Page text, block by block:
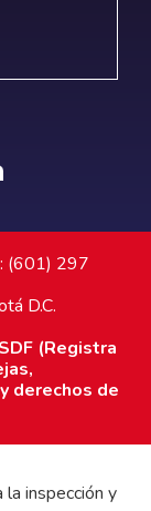
(601) 297
D.C.
(Registra
derechos de
la inspección y